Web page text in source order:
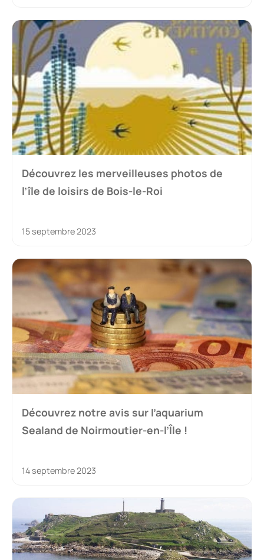
Découvrez les merveilleuses photos de
l’île de loisirs de Bois-le-Roi
15 septembre 2023
Découvrez notre avis sur l’aquarium
Sealand de Noirmoutier-en-l’Île !
14 septembre 2023